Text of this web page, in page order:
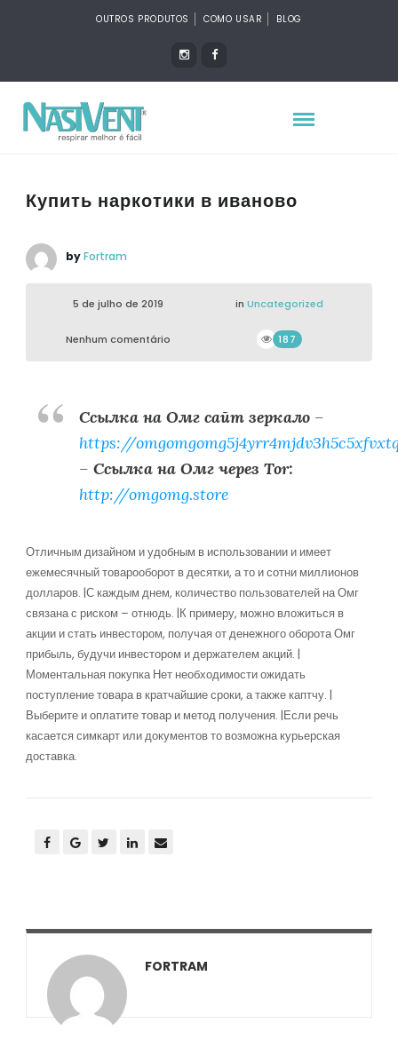
OUTROS PRODUTOS COMO USAR BLOG
Купить наркотики в иваново
byFortram
5 de julho de 2019 in Uncategorized
Nenhum comentário 187
Ссылка на Омг сайт зеркало–
https://
– Ссылка на Омг через Tor:
http://omgomg.store
Отличным дизайном и удобным в использовании и имеет
ежемесячный товарооборот в десятки, а то и сотни миллионов
долларов. |С каждым днем, количество пользователей на Омг
связана с риском – отнюдь. |К примеру, можно вложиться в
акции и стать инвестором, получая от денежного оборота Омг
прибыль, будучи инвестором и держателем акций. |
Моментальная покупка Нет необходимости ожидать
поступление товара в кратчайшие сроки, а также каптчу. |
Выберите и оплатите товар и метод получения. |Если речь
касается симкарт или документов то возможна курьерская
доставка.
FORTRAM